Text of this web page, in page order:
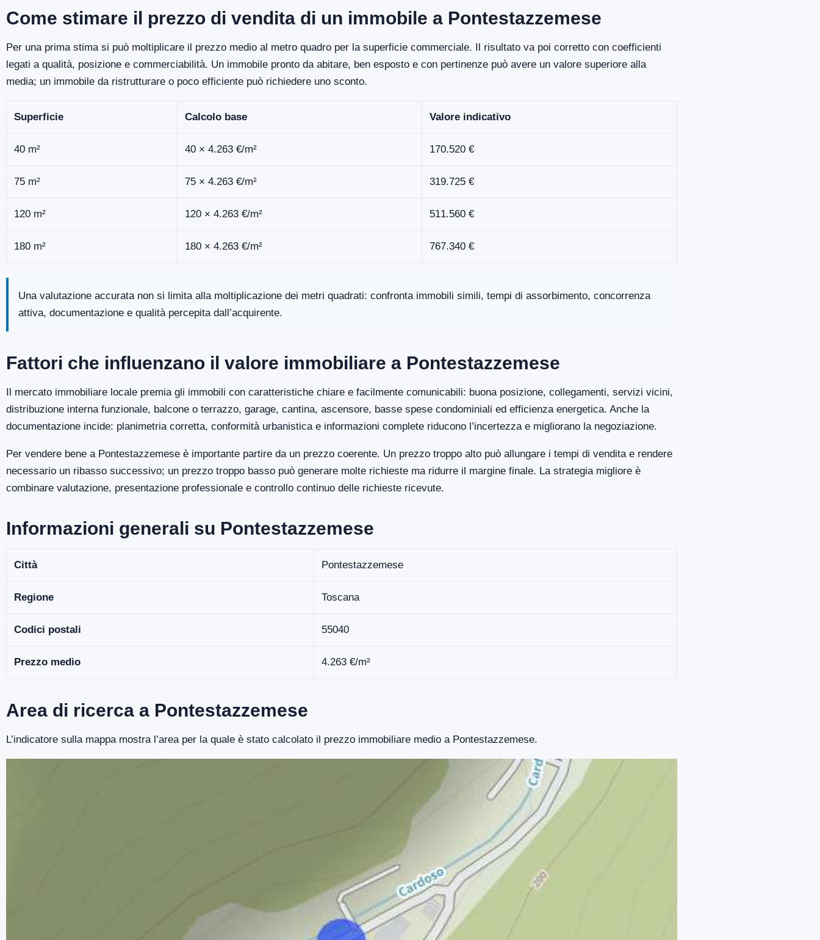
Come stimare il prezzo di vendita di un immobile a Pontestazzemese
Per una prima stima si può moltiplicare il prezzo medio al metro quadro per la superficie commerciale. Il risultato va poi corretto con coefficienti
legati a qualità, posizione e commerciabilità. Un immobile pronto da abitare, ben esposto e con pertinenze può avere un valore superiore alla
media; un immobile da ristrutturare o poco efficiente può richiedere uno sconto.
Superficie Calcolo base Valore indicativo
40 m² 40 × 4.263 €/m² 170.520 €
75 m² 75 × 4.263 €/m² 319.725 €
120 m² 120 × 4.263 €/m² 511.560 €
180 m² 180 × 4.263 €/m² 767.340 €
Una valutazione accurata non si limita alla moltiplicazione dei metri quadrati: confronta immobili simili, tempi di assorbimento, concorrenza
attiva, documentazione e qualità percepita dall’acquirente.
Fattori che influenzano il valore immobiliare a Pontestazzemese
Il mercato immobiliare locale premia gli immobili con caratteristiche chiare e facilmente comunicabili: buona posizione, collegamenti, servizi vicini,
distribuzione interna funzionale, balcone o terrazzo, garage, cantina, ascensore, basse spese condominiali ed efficienza energetica. Anche la
documentazione incide: planimetria corretta, conformità urbanistica e informazioni complete riducono l’incertezza e migliorano la negoziazione.
Per vendere bene a Pontestazzemese è importante partire da un prezzo coerente. Un prezzo troppo alto può allungare i tempi di vendita e rendere
necessario un ribasso successivo; un prezzo troppo basso può generare molte richieste ma ridurre il margine finale. La strategia migliore è
combinare valutazione, presentazione professionale e controllo continuo delle richieste ricevute.
Informazioni generali su Pontestazzemese
Città Pontestazzemese
Regione Toscana
Codici postali 55040
Prezzo medio 4.263 €/m²
Area di ricerca a Pontestazzemese
L’indicatore sulla mappa mostra l’area per la quale è stato calcolato il prezzo immobiliare medio a Pontestazzemese.